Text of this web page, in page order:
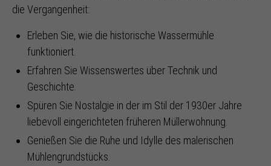
die Vergangenheit:
Erleben Sie, wie die historische Wassermühle
funktioniert.
Erfahren Sie Wissenswertes über Technik und
Geschichte.
Spüren Sie Nostalgie in der im Stil der 1930er Jahre
liebevoll eingerichteten früheren Müllerwohnung.
Genießen Sie die Ruhe und Idylle des malerischen
Mühlengrundstücks.